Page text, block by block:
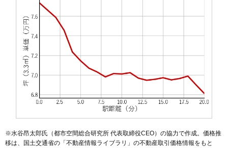
保戸野八丁
56 南通宮田
寺内油田 15万円 980万円
58 保戸野桜町
59
60 986万円
御所野地蔵田 15万円 1,120万円
15万円
仁井田新田 14万円 887万円 20.2%
※水谷昂太郎氏（都市空間総合研究所 代表取締役CEO）の協力で作成。価格推
移は、国土交通省の「不動産情報ライブラリ 」の不動産取引価格情報をもと